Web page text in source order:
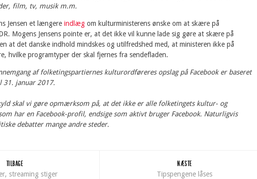
film, tv, musik m.m.
Jensen et længere indlæg om kulturministerens ønske om at skære på
Mogens Jensens pointe er, at det ikke vil kunne lade sig gøre at skære på
at det danske indhold mindskes og utilfredshed med, at ministeren ikke på
hvilke programtyper der skal fjernes fra sendefladen.
af folketingspartiernes kulturordføreres opslag på Facebook er baseret
31. januar 2017.
skal vi gøre opmærksom på, at det ikke er alle folketingets kultur- og
har en Facebook-profil, endsige som aktivt bruger Facebook. Naturligvis
debatter mange andre steder.
TILBAGE
streaming stiger
NÆSTE
Tipspengene låses